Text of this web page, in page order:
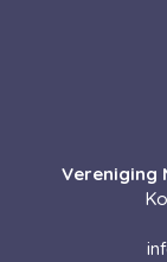
Vereniging